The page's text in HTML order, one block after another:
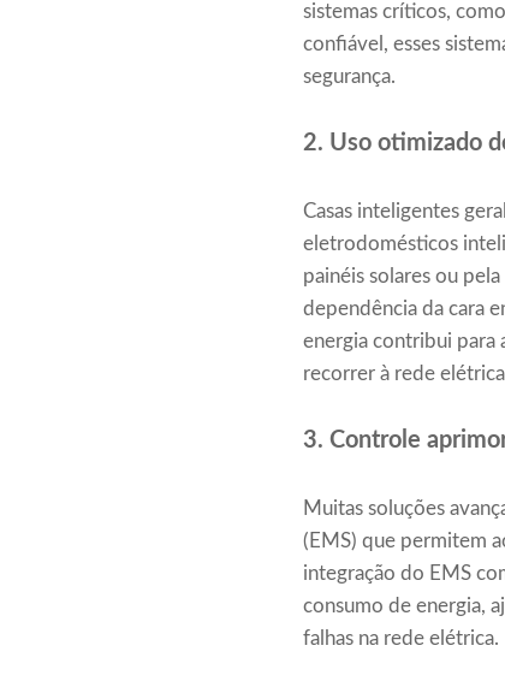
sistemas críticos,
confiável, esses
segurança.
2. Uso otimizado
Casas inteligentes
eletrodomésticos
painéis solares ou
dependência da cara
energia contribui para
recorrer à rede
3. Controle
Muitas soluções
(EMS) que permitem
integração do EMS
consumo de energia,
falhas na rede elétrica.